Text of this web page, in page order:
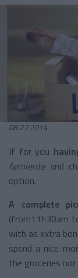
08.27.2014
If for you
farnienteand
option.
A complete
(from11h30am
with as extra
spend a nice
the groceries nor